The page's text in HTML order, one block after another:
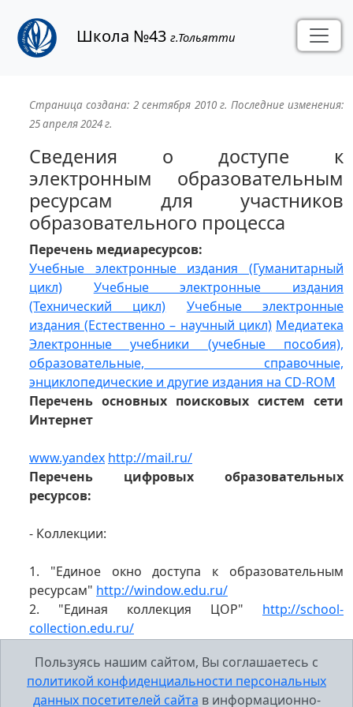
Школа №43 г.Тольятти
Страница создана: 2 сентября 2010 г. Последние изменения:
25 апреля 2024 г.
Сведения о доступе к
электронным образовательным
ресурсам для участников
образовательного процесса
Перечень медиаресурсов:
Учебные электронные издания (Гуманитарный
цикл)
Учебные электронные издания
(Технический цикл)
Учебные электронные
издания (Естественно – научный цикл) Медиатека
Электронные учебники (учебные пособия),
образовательные, справочные,
энциклопедические и другие издания на CD-ROM
Перечень основных поисковых систем сети
Интернет
www.yandex http://mail.ru/
Перечень цифровых образовательных
ресурсов:
- Коллекции:
1. "Единое окно доступа к образовательным
ресурсам" http://window.edu.ru/
2. "Единая коллекция ЦОР" http://school-
collection.edu.ru/
образовательных ресурсов"http://fcior.edu.ru/
- Образовательные Интернет-порталы:
Пользуясь нашим сайтом, Вы соглашаетесь с
политикой конфиденциальности персональных
данных посетителей сайта в информационно-